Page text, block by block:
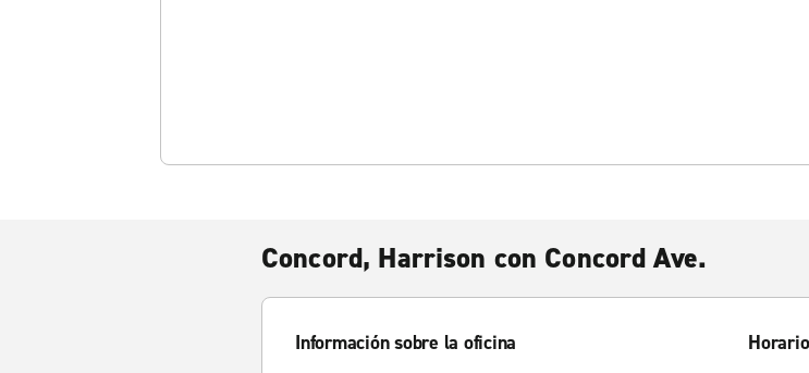
Concord, Harrison con Concord Ave.
Información sobre la oficina